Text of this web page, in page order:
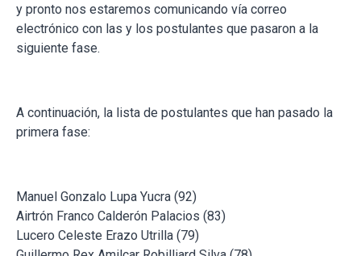
y pronto nos estaremos comunicando vía correo
electrónico con las y los postulantes que pasaron a la
siguiente fase.
A continuación, la lista de postulantes que han pasado la
primera fase:
Manuel Gonzalo Lupa Yucra (92)
Airtrón Franco Calderón Palacios (83)
Lucero Celeste Erazo Utrilla (79)